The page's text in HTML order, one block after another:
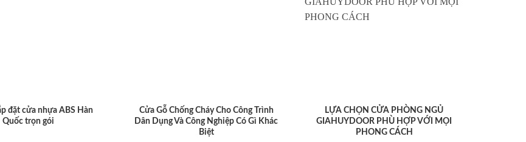
đặt cửa nhựa ABS Hàn
Quốc trọn gói
Cửa Gỗ Chống Cháy Cho Công Trình
Dân Dụng Và Công Nghiệp Có Gì Khác
Biệt
LỰA CHỌN CỬA PHÒNG NGỦ
GIAHUYDOOR PHÙ HỢP VỚI MỌI
PHONG CÁCH